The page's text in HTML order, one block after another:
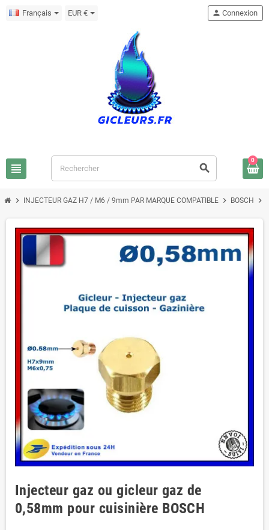
Français EUR €
view_headline search
person Connexion
0
chevron_right INJECTEUR GAZ H7 / M6 / 9mm PAR MARQUE COMPATIBLE chevron_right BOSCH chevron_right
Injecteur gaz ou gicleur gaz de
0,58mm pour cuisinière BOSCH